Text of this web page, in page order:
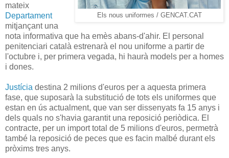
Els nous uniformes / GENCAT.CAT
mateix
Departament
mitjançant una
nota informativa que ha emès abans-d'ahir. El personal
penitenciari català estrenarà el nou uniforme a partir de
l'octubre i, per primera vegada, hi haurà models per a homes
i dones.
Justícia destina 2 milions d'euros per a aquesta primera
fase, que suposarà la substitució de tots els uniformes que
estan en ús actualment, que van ser dissenyats fa 15 anys i
dels quals no s'havia garantit una reposició periòdica. El
contracte, per un import total de 5 milions d'euros, permetrà
també la reposició de peces que es facin malbé durant els
pròxims tres anys.